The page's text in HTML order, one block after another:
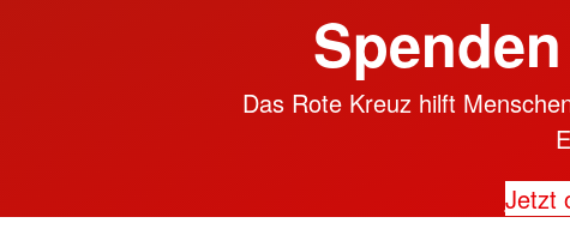
Das Rote Kreuz hilft
Jetzt